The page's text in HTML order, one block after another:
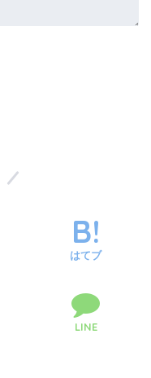
はてブ
LINE